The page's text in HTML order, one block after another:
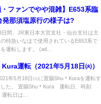
・ファンでやや混雑】E653系臨
発那須塩原行の様子は?
日間、JR東日本大宮支社・仙台支社は主
特急いなほで使用されているE653系で
運転します。 (ad...
運転（2021年5月18日㈫）
年5月18日㈫に置賜Shu＊Kuraを運転す
した。 置賜Shu＊Kura 運転日、時刻
転日は...